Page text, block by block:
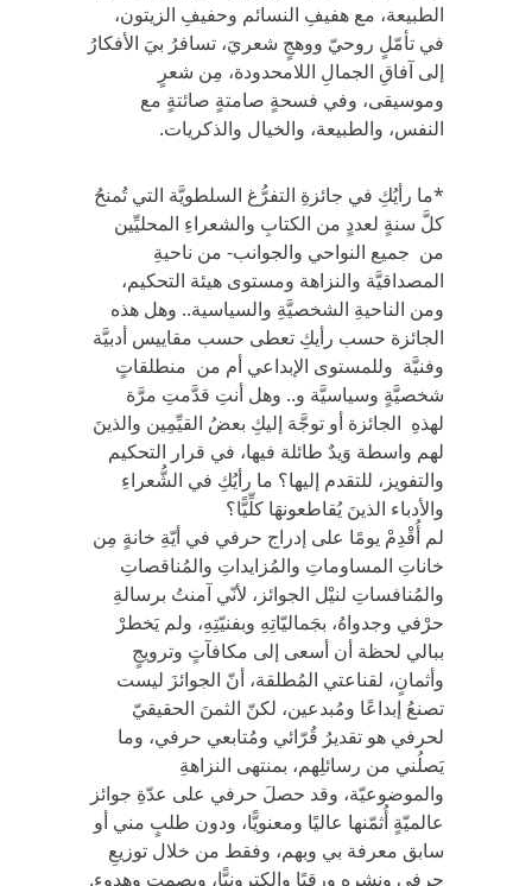
الطبيعة، مع هفيفِ النسائم وحفيفِ الزيتون،
في تأمّلٍ روحيّ ووهجٍ شعريَ، تسافرُ بيَ الأفكارُ
إلى آفاقِ الجمالِ اللامحدودة، مِن شعرٍ
وموسيقى، وفي فسحةٍ صامتةٍ صائتةٍ مع
النفس، والطبيعة، والخيال والذكريات.
*ما رأيُكِ في جائزةِ التفرُّغ السلطويَّة التي تُمنحُ
كلَّ سنةٍ لعددٍ من الكتابِ والشعراءِ المحليِّين
من جميع النواحي والجوانب- من ناحيةِ
المصداقيَّة والنزاهة ومستوى هيئة التحكيم،
ومن الناحيةِ الشخصيَّةِ والسياسية.. وهل هذه
الجائزة حسب رأيكِ تعطى حسب مقاييس أدبيَّة
وفنيَّة وللمستوى الإبداعي أم من منطلقاتٍ
شخصيَّةٍ وسياسيَّة و.. وهل أنتِ قدَّمتِ مرَّة
لهذهِ الجائزة أو توجَّهَ إليكِ بعضُ القيِّمِين والذينَ
لهم واسطة وَيدٌ طائلة فيها، في قرار التحكيم
والتفويز، للتقدم إليها؟ ما رأيُكِ في الشُّعراءِ
والأدباء الذينَ يُقاطعونهَا كلِّيًّا؟
لم أُقْدِمْ يومًا على إدراج حرفي في أيّةِ خانةٍ مِن
خاناتِ المساوماتِ والمُزايداتِ والمُناقصاتِ
والمُنافساتِ لنيْل الجوائز، لأنّي آمنتُ برسالةِ
حرْفي وجدواهُ، بجَماليّاتِهِ وبفنيّتِهِ، ولم يَخطرْ
ببالي لحظة أن أسعى إلى مكافآتٍ وترويجٍ
وأثمانٍ، لقناعتي المُطلقة، أنّ الجوائزَ ليست
تصنعُ إبداعًا ومُبدعين، لكنّ الثمنَ الحقيقيّ
لحرفي هو تقديرُ قُرّائي ومُتابعي حرفي، وما
يَصلُني من رسائلِهم، بمنتهى النزاهةِ
والموضوعيّة، وقد حصلَ حرفي على عدّةِ جوائز
عالميّةٍ أُثمّنها عاليًا ومعنويًّا، ودون طلبٍ مني أو
سابق معرفة بي وبهم، وفقط من خلال توزيعِ
حرفي ونشرِهِ ورقيًا وإلكترونيًّا، وبصمتٍ وهدوء.